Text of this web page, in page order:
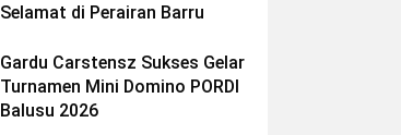
Selamat di Perairan Barru
Gardu Carstensz Sukses Gelar
Turnamen Mini Domino PORDI
Balusu 2026